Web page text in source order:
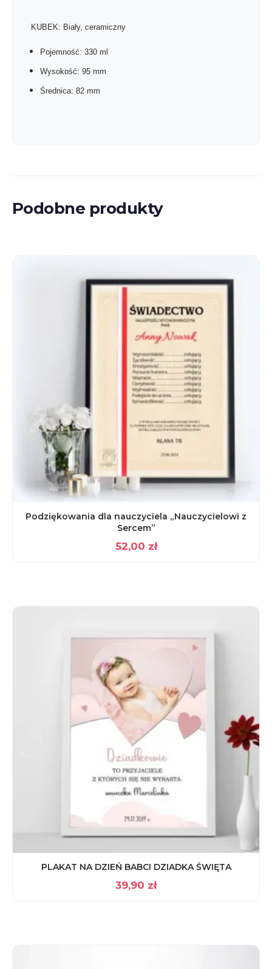
KUBEK: Biały, ceramiczny
Pojemność: 330 ml
Wysokość: 95 mm
Średnica: 82 mm
Podobne produkty
Podziękowania dla nauczyciela „Nauczycielowi z
Sercem”
52,00 zł
PLAKAT NA DZIEŃ BABCI DZIADKA ŚWIĘTA
39,90 zł